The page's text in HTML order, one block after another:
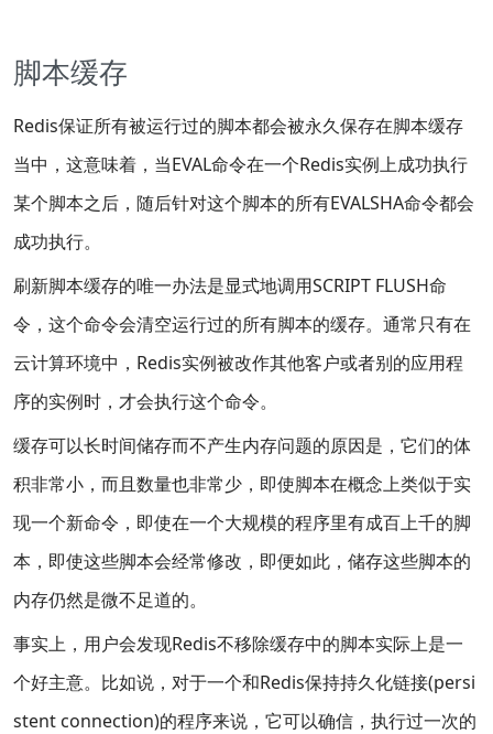
脚本缓存
Redis保证所有被运行过的脚本都会被永久保存在脚本缓存
当中，这意味着，当EVAL命令在一个Redis实例上成功执行
某个脚本之后，随后针对这个脚本的所有EVALSHA命令都会
成功执行。
刷新脚本缓存的唯一办法是显式地调用SCRIPT FLUSH命
令，这个命令会清空运行过的所有脚本的缓存。通常只有在
云计算环境中，Redis实例被改作其他客户或者别的应用程
序的实例时，才会执行这个命令。
缓存可以长时间储存而不产生内存问题的原因是，它们的体
积非常小，而且数量也非常少，即使脚本在概念上类似于实
现一个新命令，即使在一个大规模的程序里有成百上千的脚
本，即使这些脚本会经常修改，即便如此，储存这些脚本的
内存仍然是微不足道的。
事实上，用户会发现Redis不移除缓存中的脚本实际上是一
个好主意。比如说，对于一个和Redis保持持久化链接(persi
stent connection)的程序来说，它可以确信，执行过一次的